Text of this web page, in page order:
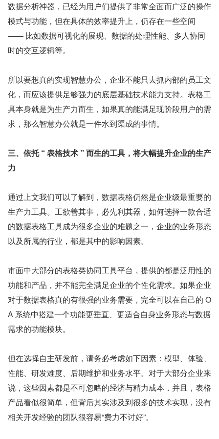
数据分析神器，已经为用户们提供了非常全面而广泛的操作
模式与功能，但在具体的效率提升上，仍存在一些空间
—— 比如数据可视化的展现、数据的处理性能、多人协同
时的交互逻辑等。
所以要想真的实现智慧办公，企业不能只去抓内部的员工文
化，而应该提供足够强力的底层基础技术能力支持。表格工
具本身就是为生产力而生，如果真的能满足现阶段用户的需
求，那么智慧办公就是一件水到渠成的事情。
三、依托 “ 表格技术 ” 而生的工具，将大幅提升企业的生产
力
通过上文我们可以了解到，数据表格仍然是企业级最重要的
生产力工具。工欲善其事，必先利其器，如何选择一款合适
的数据表格工具成为很多企业的难题之一，企业的业务形态
以及所属的行业，都是其中的影响因素。
市面中大部分的表格类协同工具平台，提供的都是泛用性的
功能和产品，并不能完全满足企业的个性化需求。如果企业
对于数据表格真的有很强的业务需要，完全可以在自己的 O
A 系统中搭建一个功能更垂直、更适合自身业务形态与数据
需求的功能模块。
但在选择自主研发前，请务必考虑如下因素：模型、体验、
性能、研发难度、后期维护和业务水平。对于大部分企业来
说，这些因素都是不可忽略的经济与精力成本，并且，表格
产品看似很简单，但背后其实涉及到很多的技术实现，没有
相关开发经验的团队很容易“费力不讨好”。